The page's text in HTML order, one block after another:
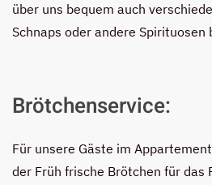
über uns bequem auch
Schnaps oder andere Spirituosen
Brötchenservice:
Für unsere Gäste im
der Früh frische Brötchen für das